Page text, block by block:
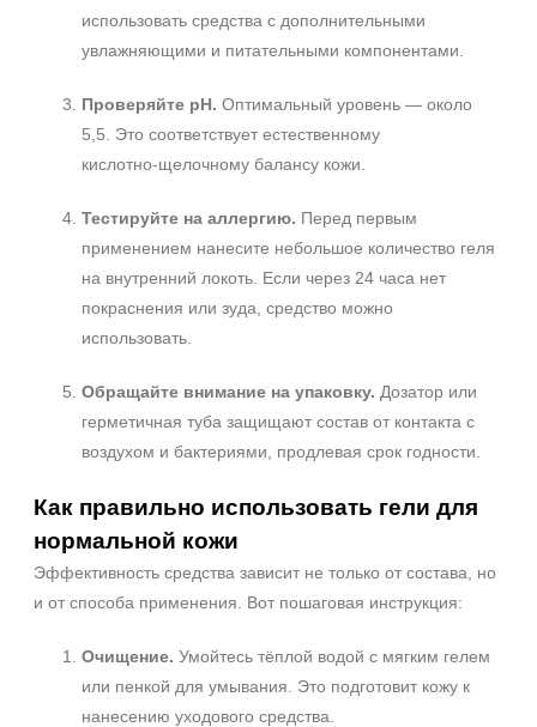
использовать средства с дополнительными
увлажняющими и питательными компонентами.
Проверяйте pH. Оптимальный уровень — около
5,5. Это соответствует естественному
кислотно‑щелочному балансу кожи.
Тестируйте на аллергию. Перед первым
применением нанесите небольшое количество геля
на внутренний локоть. Если через 24 часа нет
покраснения или зуда, средство можно
использовать.
Обращайте внимание на упаковку. Дозатор или
герметичная туба защищают состав от контакта с
воздухом и бактериями, продлевая срок годности.
Как правильно использовать гели для
нормальной кожи
Эффективность средства зависит не только от состава, но
и от способа применения. Вот пошаговая инструкция:
Очищение. Умойтесь тёплой водой с мягким гелем
или пенкой для умывания. Это подготовит кожу к
нанесению уходового средства.
Не показывать предложение о консультации
+7 (929) 933-09-89